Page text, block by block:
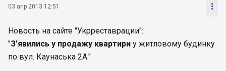
03 апр 2013 12:51 
Новость на сайте "Укрреставрации":
"З'явились у продажу квартири у житловому будинку
по вул. Каунаська 2А."